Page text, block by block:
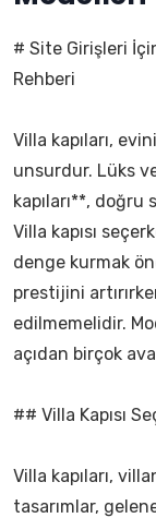
# Site Girişleri
Rehberi
Villa kapıları,
unsurdur. Lüks
kapıları**,
Villa kapısı
denge kurmak
prestijini
edilmemelidir.
açıdan birçok
## Villa Kapısı
Villa kapıları,
tasarımlar,